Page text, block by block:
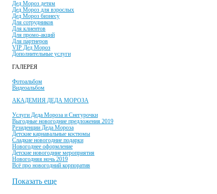
Дед Мороз детям
Дед Мороз для взрослых
Дед Мороз бизнесу
Для сотрудников
Для клиентов
Для промо-акций
Для партнеров
VIP Дед Мороз
Дополнительные услуги
ГАЛЕРЕЯ
Фотоальбом
Видеоальбом
АКАДЕМИЯ ДЕДА МОРОЗА
Услуги Деда Мороза и Снегурочки
Выгодные новогодние предложения 2019
Резиденции Деда Мороза
Детские карнавальные костюмы
Сладкие новогодние подарки
Новогоднее оформление
Детские новогодние мероприятия
Новогодняя ночь 2019
Всё про новогодний корпоратив
Показать еще